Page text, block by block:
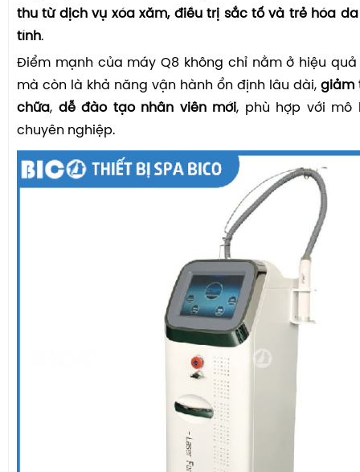
thu từ dịch vụ xóa xăm, điều trị sắc tố và trẻ hóa
tính.
Điểm mạnh của máy Q8 không chỉ nằm ở hiệu
mà còn là khả năng vận hành ổn định lâu dài, giảm
chữa, dễ đào tạo nhân viên mới, phù hợp với mô
chuyên nghiệp.